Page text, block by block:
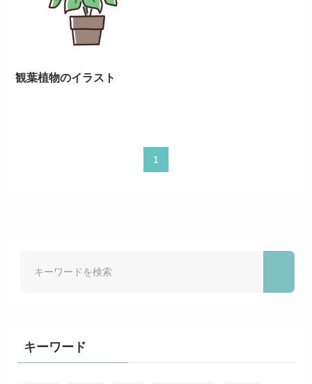
観葉植物のイラスト
1
キーワード